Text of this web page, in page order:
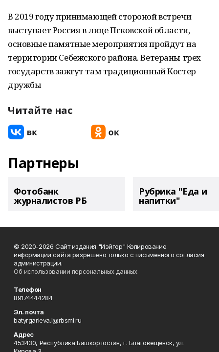
В 2019 году принимающей стороной встречи
выступает Россия в лице Псковской области,
основные памятные мероприятия пройдут на
территории Себежского района. Ветераны трех
государств зажгут там традиционный Костер
дружбы
Читайте нас
Партнеры
Фотобанк
журналистов РБ
Рубрика "Еда и
напитки"
© 2020-2026 Сайт издания "Иэйгор" Копирование
информации сайта разрешено только с письменного согласия
администрации.
Об использовании персональных данных
Телефон
89174444284
Эл. почта
batyrgarieva.l@rbsmi.ru
Адрес
453430, Республика Башкортостан, г. Благовещенск, ул.